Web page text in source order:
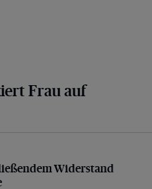
Frau auf
Widerstand gegen
Widerstand